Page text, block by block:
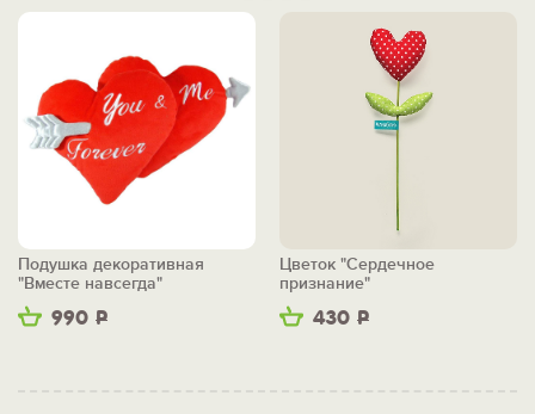
990 Р
Подушка декоративная
"Вместе навсегда"
430 Р
Цветок "Сердечное
признание"